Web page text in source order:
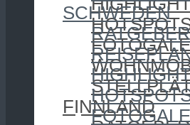
FINNLAND
SCHWEDEN